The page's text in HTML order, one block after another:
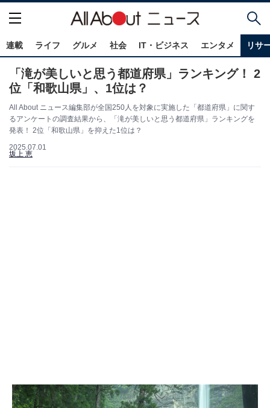
連載 ライフ グルメ 社会 IT・ビジネス エンタメ リサ
「滝が美しいと思う都道府県」ランキング！ 2
位「和歌山県」、1位は？
All About ニュース編集部が全国250人を対象に実施した「都道府県」に関す
るアンケートの調査結果から、「滝が美しいと思う都道府県」ランキングを
発表！ 2位「和歌山県」を抑えた1位は？
2025.07.01
坂上 恵